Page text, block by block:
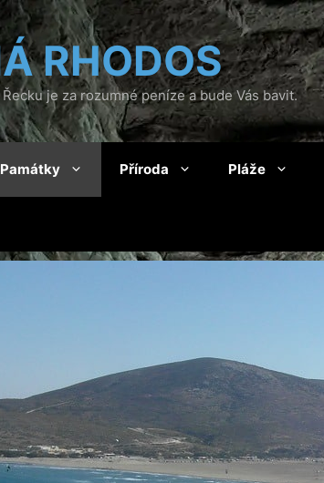
RHODOS
je za rozumné peníze a bude Vás bavit.
Památky Příroda Pláže